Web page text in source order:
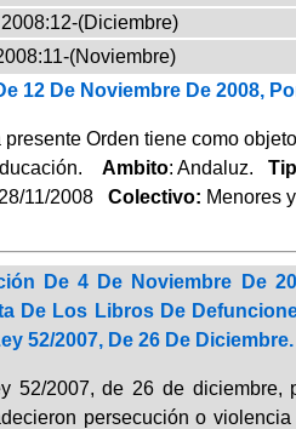
2008:12-(Diciembre)
(Noviembre)
12 De Noviembre De 2008,
presente Orden tiene como
Ambito: Andaluz.
11/2008Colectivo: Menores
De 4 De Noviembre De
De Los Libros De
52/2007, De 26 De Diciembre.
52/2007, de 26 de
persecución o